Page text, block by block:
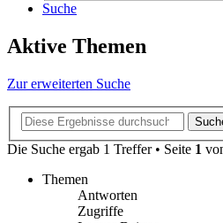
Suche
Aktive Themen
Zur erweiterten Suche
Die Suche ergab 1 Treffer • Seite 1
Themen
Antworten
Zugriffe